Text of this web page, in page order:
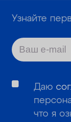
Узнайте
Даю
что я